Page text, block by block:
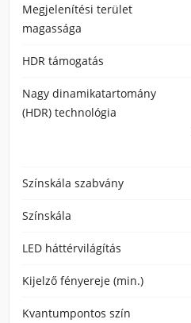
Megjelenítési terület
magassága
HDR támogatás
Nagy dinamikatartomány
(HDR) technológia
Színskála szabvány
Színskála
LED háttérvilágítás
Kijelző fényereje (min.)
Kvantumpontos szín